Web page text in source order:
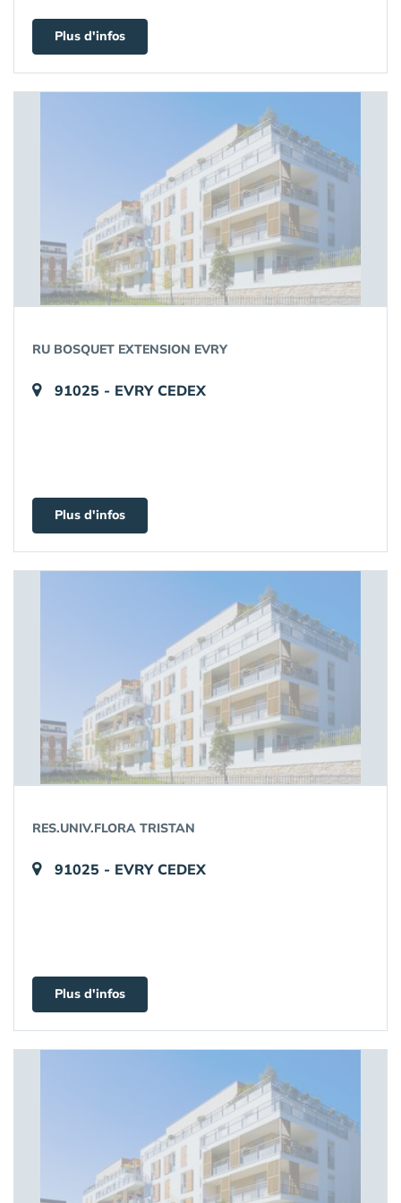
Plus d'infos
RU BOSQUET EXTENSION EVRY
91025 - EVRY CEDEX
Plus d'infos
RES.UNIV.FLORA TRISTAN
91025 - EVRY CEDEX
Plus d'infos